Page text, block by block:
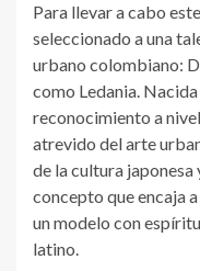
Para llevar a cabo
seleccionado a una
urbano colombiano:
como Ledania.
reconocimiento a
atrevido del arte
de la cultura japonesa
concepto que encaja
un modelo con
latino.